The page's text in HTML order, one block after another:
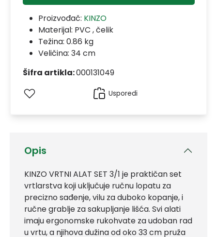
Opis
KINZO VRTNI ALAT SET 3/1 je praktičan set
vrtlarstva koji uključuje ručnu lopatu za
precizno sađenje, vilu za duboko kopanje, i
ručne grablje za sakupljanje lišća. Svi alati
imaju ergonomske rukohvate za udoban rad
u vrtu, a njihova dužina od oko 33 cm pruža
Proizvođač: KINZO
Materijal: PVC , čelik
Težina: 0.86 kg
Veličina: 34 cm
Šifra artikla:000131049
Usporedi